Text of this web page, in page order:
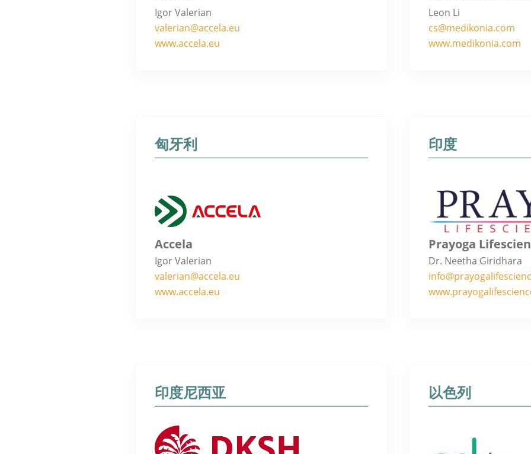
Igor Valerian
valerian@accela.eu
www.accela.eu
Leon Li
cs@medikonia.com
www.medikonia.com
匈牙利
Accela
Igor Valerian
valerian@accela.eu
www.accela.eu
印度
Prayoga
Dr. Neetha Giridhara
印度尼西亚 以色列